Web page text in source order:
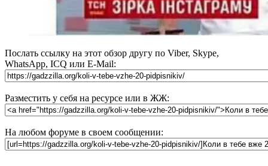
Послать ссылку на этот обзор другу по Viber, Skype,
WhatsApp, ICQ или E-Mail:
Разместить у себя на ресурсе или в ЖЖ:
На любом форуме в своем сообщении: